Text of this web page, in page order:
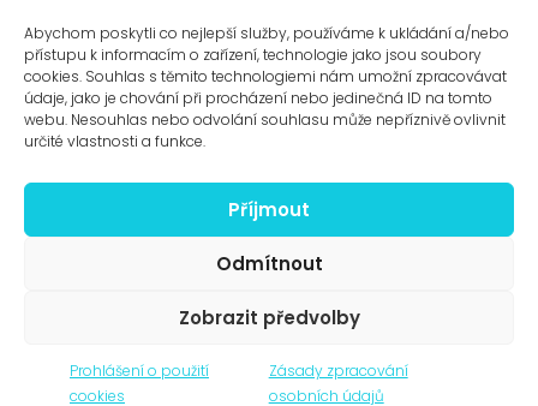
Abychom poskytli co nejlepší služby, používáme k ukládání a/nebo
přístupu k informacím o zařízení, technologie jako jsou soubory
cookies. Souhlas s těmito technologiemi nám umožní zpracovávat
údaje, jako je chování při procházení nebo jedinečná ID na tomto
webu. Nesouhlas nebo odvolání souhlasu může nepříznivě ovlivnit
určité vlastnosti a funkce.
Příjmout
Odmítnout
Zobrazit předvolby
Prohlášení o použití
cookies
Zásady zpracování
osobních údajů
O umění v Motole
Novinky na e-mail
© 1996–2025
Čtyři dny, z.s. / Four Days association